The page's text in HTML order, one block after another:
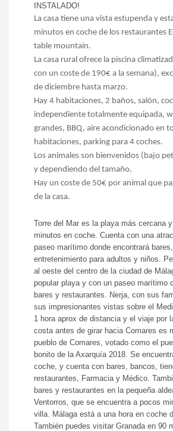
INSTALADO!
La casa tiene una vista estupenda y
minutos en coche de los restaurantes
table mountain.
La casa rural ofrece la piscina
con un coste de 190€ a la semana),
de diciembre hasta marzo.
Hay 4 habitaciones, 2 baños, salón,
independiente totalmente equipada,
grandes, BBQ, aire acondicionado en
habitaciones, parking para 4 coches.
Los animales son bienvenidos (bajo
y dependiendo del tamaño.
Hay un coste de 50€ por animal que
de la casa.
Torre del Mar es la playa más cercana
minutos en coche. Cuenta con una
paseo marítimo donde encontrará
entretenimiento para adultos y niños.
al oeste del centro de la ciudad de
popular playa y con un paseo marítimo
bares y restaurantes. Nerja, con sus
sus impresionantes vistas sobre el
1 hora aprox de distancia y el viaje por
costa antes de girar hacia Comares es
pueblo de Comares, votado como el
bonito de la Axarquía 2018. Se
coche, y cuenta con bares, bancos,
restaurantes, Farmacia y Médico.
bares y restaurantes en la pequeña
Ventorros, que se encuentra a pocos
villa. Málaga está a una hora en coche
También puedes visitar Granada en 90